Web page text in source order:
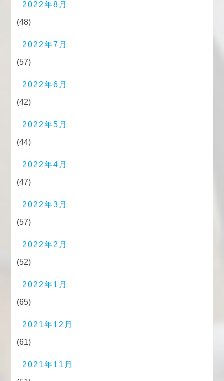
2022年8月
(48)
2022年7月
(57)
2022年6月
(42)
2022年5月
(44)
2022年4月
(47)
2022年3月
(57)
2022年2月
(52)
2022年1月
(65)
2021年12月
(61)
2021年11月